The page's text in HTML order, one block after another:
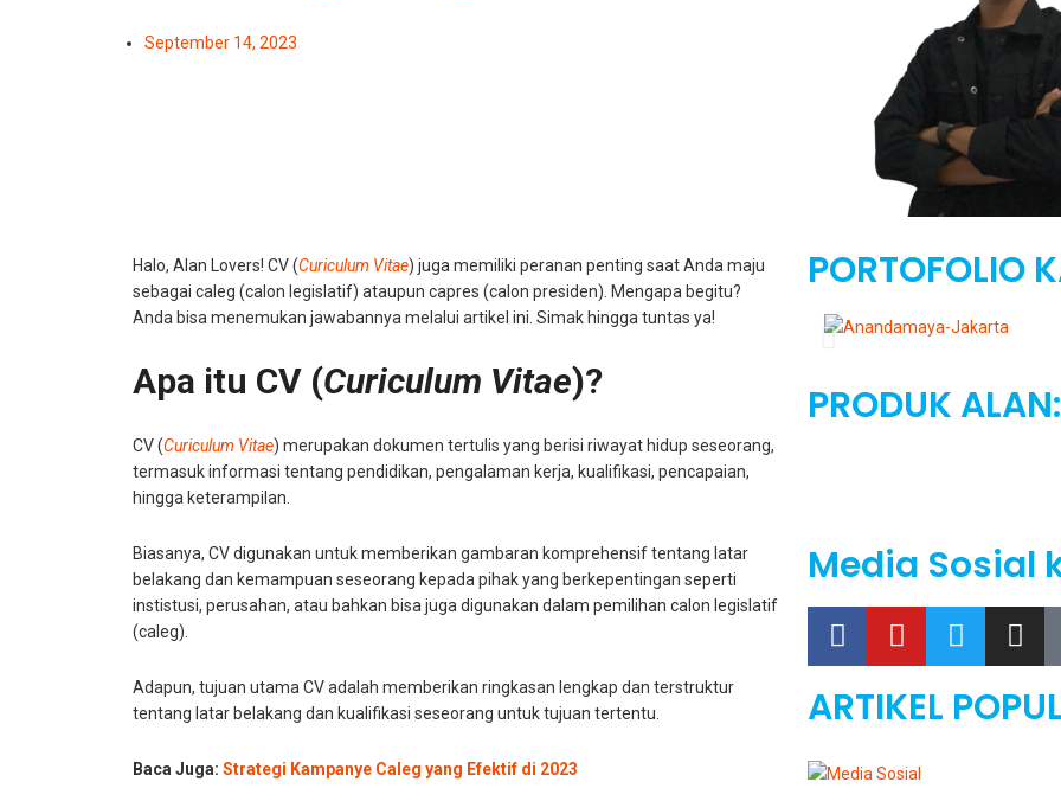
September 14, 2023
Halo, Alan Lovers! CV (Curiculum Vitae) juga memiliki peranan penting saat Anda maju
sebagai caleg (calon legislatif) ataupun capres (calon presiden). Mengapa begitu?
Anda bisa menemukan jawabannya melalui artikel ini. Simak hingga tuntas ya!
Apa itu CV (Curiculum Vitae)?
CV (Curiculum Vitae) merupakan dokumen tertulis yang berisi riwayat hidup seseorang,
termasuk informasi tentang pendidikan, pengalaman kerja, kualifikasi, pencapaian,
hingga keterampilan.
Biasanya, CV digunakan untuk memberikan gambaran komprehensif tentang latar
belakang dan kemampuan seseorang kepada pihak yang berkepentingan seperti
instistusi, perusahan, atau bahkan bisa juga digunakan dalam pemilihan calon legislatif
(caleg).
Adapun, tujuan utama CV adalah memberikan ringkasan lengkap dan terstruktur
tentang latar belakang dan kualifikasi seseorang untuk tujuan tertentu.
Baca Juga: Strategi Kampanye Caleg yang Efektif di 2023
PORTOFOLIO
PRODUK ALAN:
Media Sosial
ARTIKEL